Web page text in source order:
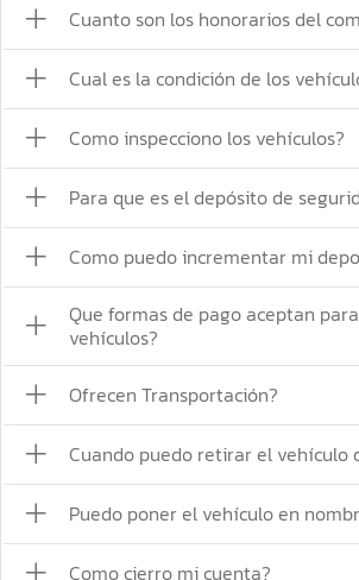
Cuanto son los honorarios del
Cual es la condición de los
Como inspecciono los vehículos?
Para que es el depósito de
Como puedo incrementar mi
Que formas de pago aceptan
vehículos?
Ofrecen Transportación?
Cuando puedo retirar el vehículo
Puedo poner el vehículo en
Como cierro mi cuenta?